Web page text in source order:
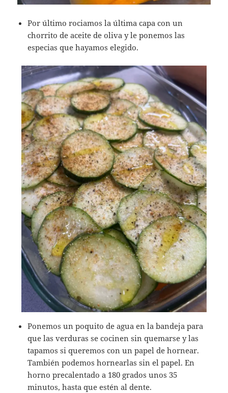
Por último rociamos la última capa con un
chorrito de aceite de oliva y le ponemos las
especias que hayamos elegido.
Ponemos un poquito de agua en la bandeja para
que las verduras se cocinen sin quemarse y las
tapamos si queremos con un papel de hornear.
También podemos hornearlas sin el papel. En
horno precalentado a 180 grados unos 35
minutos, hasta que estén al dente.